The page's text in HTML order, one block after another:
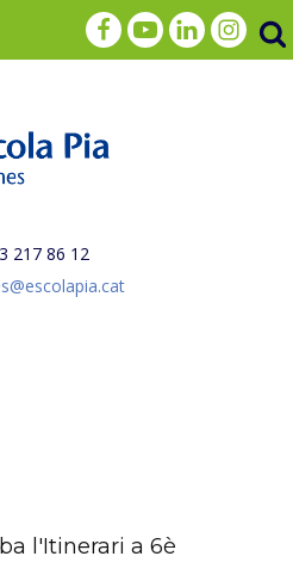
217 86 12
l'Itinerari a 6è